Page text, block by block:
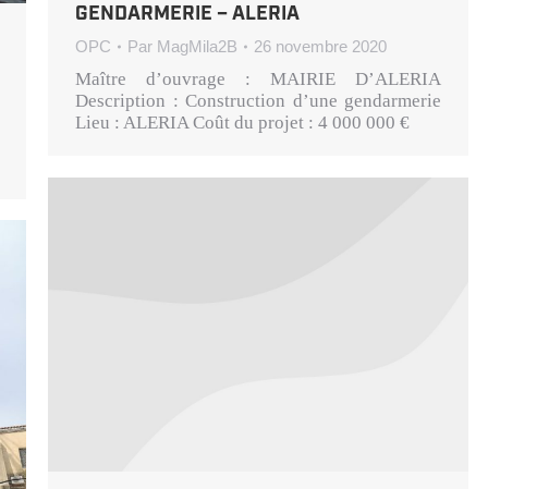
GENDARMERIE – ALERIA
OPC Par MagMila2B 26 novembre 2020
Maître d’ouvrage : MAIRIE D’ALERIA
Description : Construction d’une gendarmerie
Lieu : ALERIA Coût du projet : 4 000 000 €